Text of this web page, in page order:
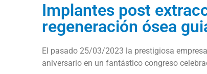
Implantes post
regeneración ósea
El pasado 25/03/2023 la prestigiosa
aniversario en un fantástico congreso